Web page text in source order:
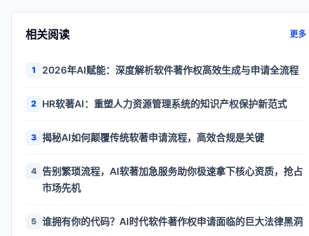
相关阅读 更多
1 2026年AI赋能：深度解析软件著作权高效生成与申请全流程
2 HR软著AI：重塑人力资源管理系统的知识产权保护新范式
3 揭秘AI如何颠覆传统软著申请流程，高效合规是关键
4 告别繁琐流程，AI软著加急服务助你极速拿下核心资质，抢占
市场先机
5 谁拥有你的代码？AI时代软件著作权申请面临的巨大法律黑洞